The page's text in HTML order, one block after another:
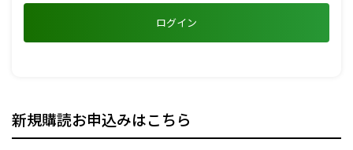
ログイン
新規購読お申込みはこちら